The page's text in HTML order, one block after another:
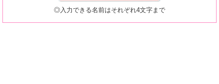
◎入力できる名前はそれぞれ4文字まで